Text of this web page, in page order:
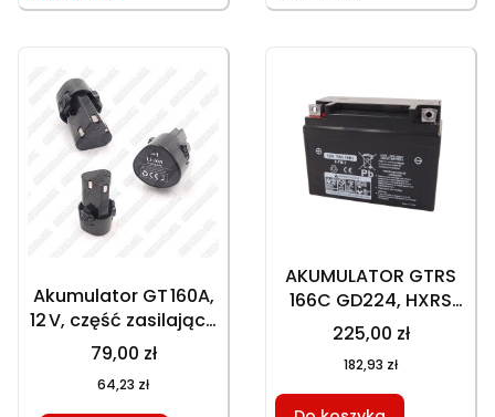
Akumulator GT 160A,
12 V, część zasilająca
urządzenia
79,00 zł
64,23 zł
AKUMULATOR GTRS
166C GD224, HXRS
166C D224, MEXRS
166C D224, 12V, 7Ah,
10Hr
225,00 zł
182,93 zł